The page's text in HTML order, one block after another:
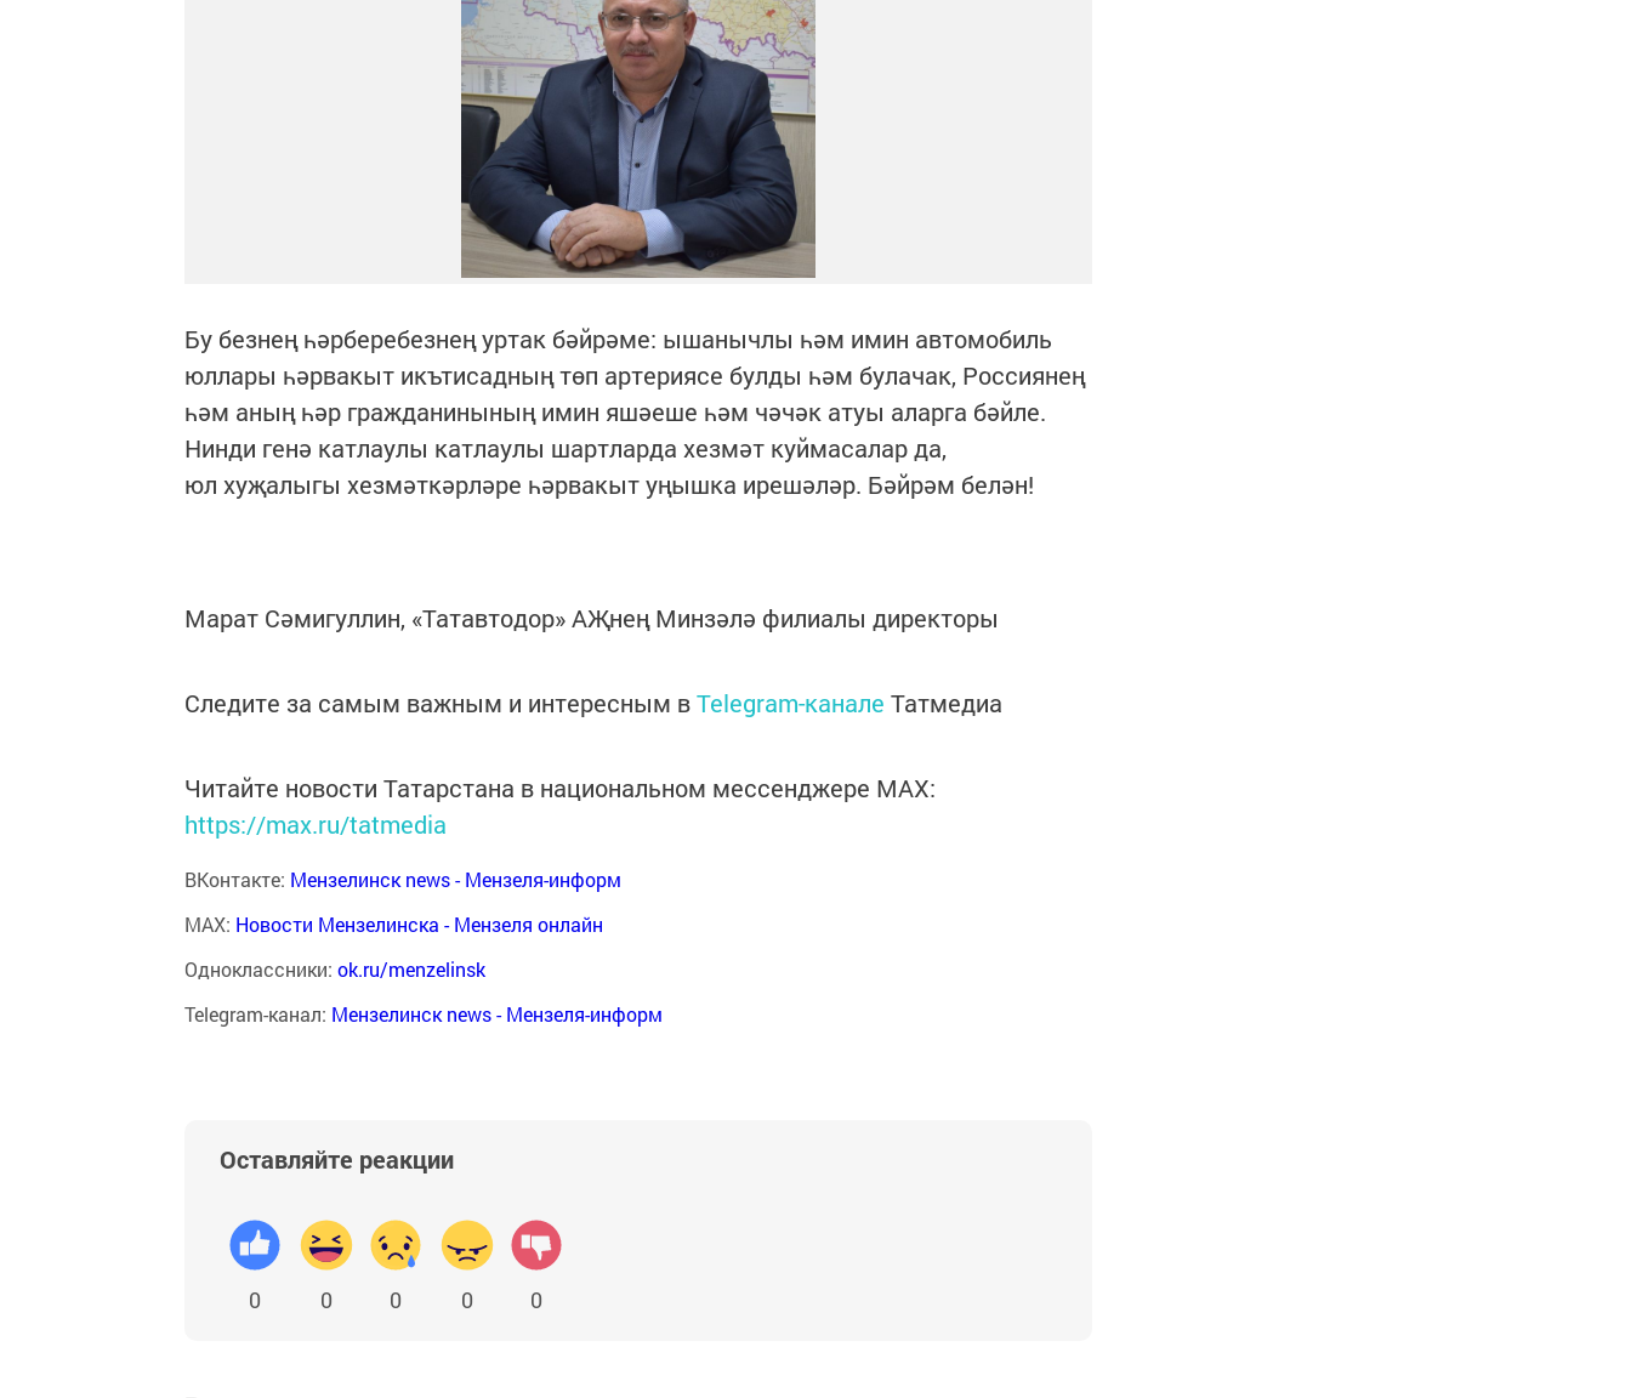
Бу безнең һәрберебезнең уртак бәйрәме: ышанычлы һәм имин автомобиль
юллары һәрвакыт икътисадның төп артериясе булды һәм булачак, Россиянең
һәм аның һәр гражданинының имин яшәеше һәм чәчәк атуы аларга бәйле.
Нинди генә катлаулы катлаулы шартларда хезмәт куймасалар да,
юл хуҗалыгы хезмәткәрләре һәрвакыт уңышка ирешәләр. Бәйрәм белән!
Марат Сәмигуллин, «Татавтодор» АҖнең Минзәлә филиалы директоры
Следите за самым важным и интересным вTelegram-канале Татмедиа
Читайте новости Татарстана в национальном мессенджере MАХ:
https://max.ru/tatmedia
ВКонтакте: Мензелинск news - Мензеля-информ
MAX: Новости Мензелинска - Мензеля онлайн
Одноклассники: ok.ru/menzelinsk
Telegram-канал: Мензелинск news - Мензеля-информ
Оставляйте реакции
0 0 0 0 0